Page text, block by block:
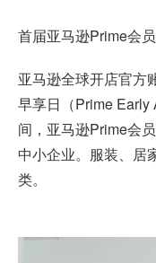
首届亚马逊Prime会
亚马逊全球开店官方
早享日（Prime Early
间，亚马逊Prime会
中小企业。服装、居
类。